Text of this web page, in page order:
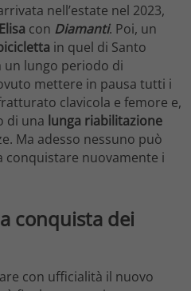
nell’estate nel 2023,
Elisa con Diamanti. Poi, un
in quel di Santo
lungo periodo di
mettere in pausa tutti i
clavicola e femore e,
di una lunga riabilitazione
Ma adesso nessuno può
nuovamente i
conquista dei
con ufficialità il nuovo